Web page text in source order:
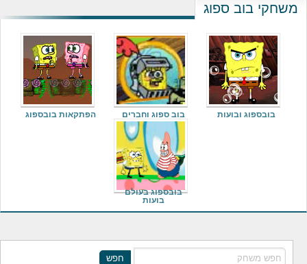
חפש
משחקי בוב ספוג
בובספוג ובועות בוב ספוג וחברים הפתקאות בובספוג
בובספוג בעולם
בועות